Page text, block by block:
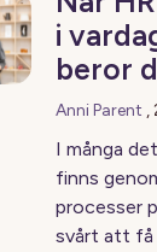
i
beror
Anni Parent ,
I många
finns
processer
svårt att